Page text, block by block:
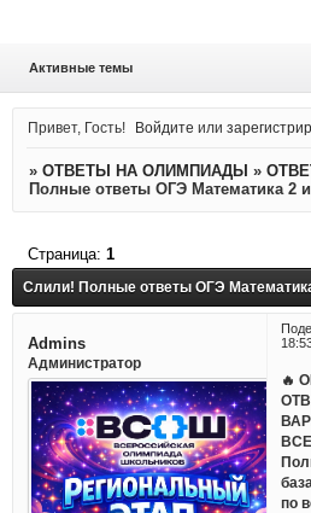
Активные темы
Привет, Гость! Войдите или
» ОТВЕТЫ НА ОЛИМПИАДЫ »
Полные ответы ОГЭ Математика 2
Слили! Полные ответы ОГЭ
Страница: 1
Admins
Администратор
🔥
по